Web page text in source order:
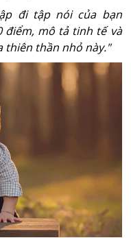
đi tập nói của bạn
điểm, mô tả tinh tế và
thiên thần nhỏ này."